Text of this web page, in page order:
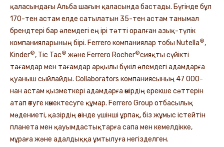
қаласындағы Альба шағын қаласында бастады. Бүгінде бұл
170-тен астам елде сатылатын 35-тен астам танымал
брендтері бар әлемдегі ең ірі тәтті оралған азық-түлік
компанияларының бірі. Ferrero компаниялар тобы Nutella®,
Kinder®, Tic Tac® және Ferrero Rocher®сияқты сүйікті
тағамдар мен тағамдар арқылы бүкіл әлемдегі адамдарға
қуаныш сыйлайды. Collaborators компаниясының 47 000-
нан астам қызметкері адамдарға өмірдің ерекше сәттерін
атап өтуге көмектесуге құмар. Ferrero Group отбасылық
мәдениеті, қазірдің өзінде үшінші ұрпақ, біз жұмыс істейтін
планета мен қауымдастықтарға сапа мен кемелдікке,
мұраға және адалдыққа ұмтылуға негізделген.